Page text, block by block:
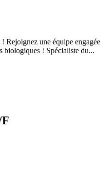
Rejoignez une équipe engagée
biologiques ! Spécialiste du...